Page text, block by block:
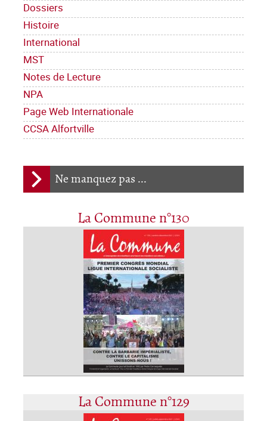
Dossiers
Histoire
International
MST
Notes de Lecture
NPA
Page Web Internationale
CCSA Alfortville
Ne manquez pas ...
La Commune n°130
La Commune n°129